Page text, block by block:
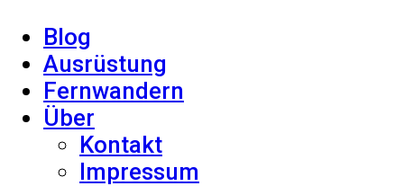
Blog
Ausrüstung
Fernwandern
Über
Kontakt
Impressum